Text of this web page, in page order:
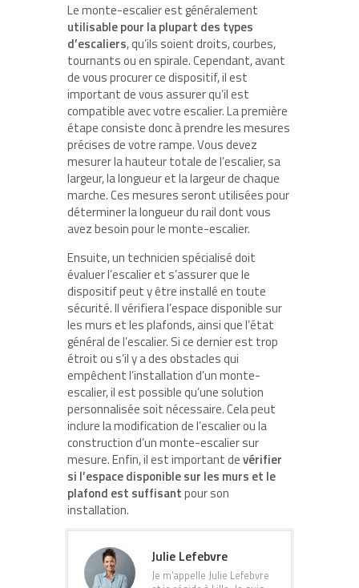
Le monte-escalier est généralement
utilisable pour la plupart des types
d’escaliers, qu’ils soient droits, courbes,
tournants ou en spirale. Cependant, avant
de vous procurer ce dispositif, il est
important de vous assurer qu’il est
compatible avec votre escalier. La première
étape consiste donc à prendre les mesures
précises de votre rampe. Vous devez
mesurer la hauteur totale de l’escalier, sa
largeur, la longueur et la largeur de chaque
marche. Ces mesures seront utilisées pour
déterminer la longueur du rail dont vous
avez besoin pour le monte-escalier.
Ensuite, un technicien spécialisé doit
évaluer l’escalier et s’assurer que le
dispositif peut y être installé en toute
sécurité. Il vérifiera l’espace disponible sur
les murs et les plafonds, ainsi que l’état
général de l’escalier. Si ce dernier est trop
étroit ou s’il y a des obstacles qui
empêchent l’installation d’un monte-
escalier, il est possible qu’une solution
personnalisée soit nécessaire. Cela peut
inclure la modification de l’escalier ou la
construction d’un monte-escalier sur
mesure. Enfin, il est important devérifier
si l’espace disponible sur les murs et le
plafond est suffisantpour son
installation.
Julie Lefebvre
Je m'appelle Julie Lefebvre